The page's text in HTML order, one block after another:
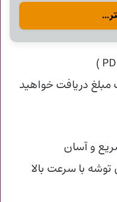
مبلغ دریافت خواهید
و آسان
توشه با سرعت بالا